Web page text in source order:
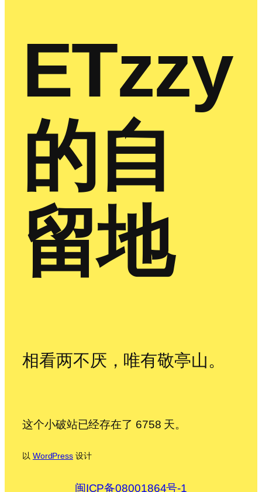
ETzzy
的自
留地
相看两不厌，唯有敬亭山。
这个小破站已经存在了 6758 天。
以 WordPress设计
闽ICP备08001864号-1